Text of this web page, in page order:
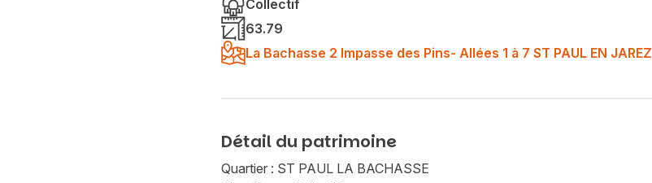
Collectif
63.79
La Bachasse 2 Impasse des Pins- Allées 1 à 7 ST PAUL EN JAREZ
Détail du patrimoine
Quartier : ST PAUL LA BACHASSE